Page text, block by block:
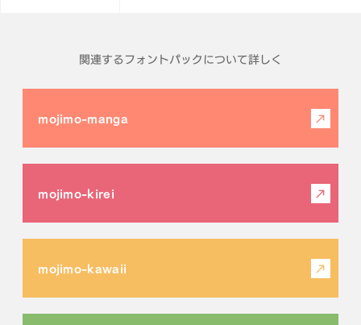
関連するフォントパックについて詳しく
mojimo-manga
mojimo-kirei
mojimo-kawaii